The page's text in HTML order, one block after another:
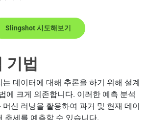
Slingshot 시도해보기
기법
데이터에 대해 추론을 하기 위해 설계
에 크게 의존합니다. 이러한 예측 분석
신 러닝을 활용하여 과거 및 현재 데이
추세를 예측할 수 있습니다.